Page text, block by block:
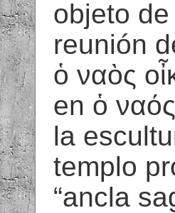
objeto
reunión
ὁ ναὸς
en ὁ
la
templo
“ancla